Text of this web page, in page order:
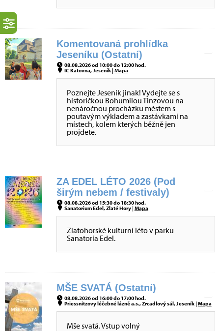
Komentovaná prohlídka
Jeseníku (Ostatní)
08.08.2026 od 10:00 do 12:00 hod.
IC Katovna, Jeseník |Mapa
Poznejte Jeseník jinak! Vydejte se s
historičkou Bohumilou Tinzovou na
nenáročnou procházku městem s
poutavým výkladem a zastávkami na
místech, kolem kterých běžně jen
projdete.
ZA EDEL LÉTO 2026 (Pod
širým nebem / festivaly)
08.08.2026 od 15:30 do 18:30 hod.
Sanatorium Edel, Zlaté Hory |Mapa
Zlatohorské kulturní léto v parku
Sanatoria Edel.
MŠE SVATÁ (Ostatní)
08.08.2026 od 16:00 do 17:00 hod.
Priessnitzovy léčebné lázně a.s., Zrcadlový sál, Jeseník |Mapa
Mše svatá. Vstup volný